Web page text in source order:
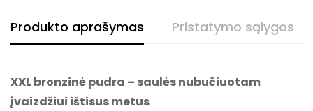
Produkto aprašymas Pristatymo sąlygos
XXL bronzinė pudra – saulės nubučiuotam
įvaizdžiui ištisus metus